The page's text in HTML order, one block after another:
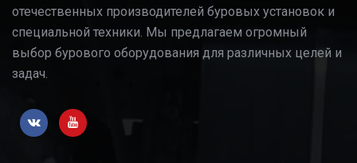
отечественных производителей буровых установок и
специальной техники. Мы предлагаем огромный
выбор бурового оборудования для различных целей и
задач.